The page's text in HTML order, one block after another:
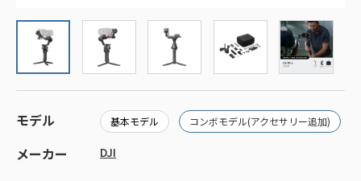
モデル 基本モデル コンボモデル(アクセサリー追加)
メーカー DJI